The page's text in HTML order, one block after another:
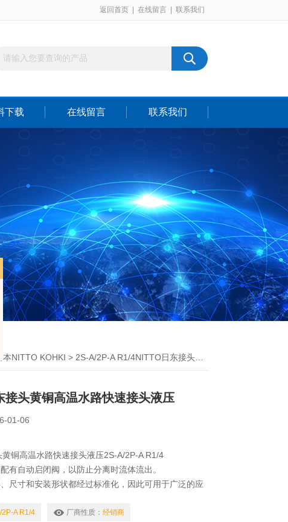
返回首页 在线留言 联系我们
下载 在线留言 联系我们
日本NITTO KOHKI > 2S-A/2P-A R1/4NITTO日东接头黄铜高温水路快速接头液压
接头黄铜高温水路快速接头液压
01-06
铜高温水路快速接头液压2S-A/2P-A R1/4
有自动启闭阀，以防止分离时流体流出。
尺寸和安装形状都经过标准化，因此可用于广泛的应
表面处理。 我们正在努力采取措施减少对环境的影
2P-A R1/4 厂商性质： 经销商